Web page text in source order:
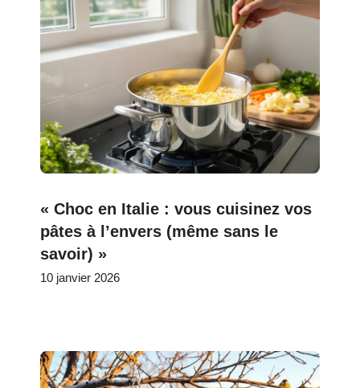
« Choc en Italie : vous cuisinez vos
pâtes à l’envers (même sans le
savoir) »
10 janvier 2026